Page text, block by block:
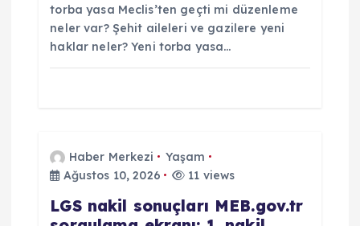
torba yasa Meclis’ten geçti mi düzenleme
neler var? Şehit aileleri ve gazilere yeni
haklar neler? Yeni torba yasa…
Haber Merkezi
Yaşam
Ağustos 10, 2026
11 views
LGS nakil sonuçları MEB.gov.tr